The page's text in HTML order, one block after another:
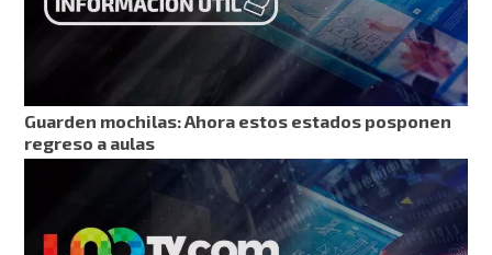
Guarden mochilas: Ahora estos estados posponen
regreso a aulas